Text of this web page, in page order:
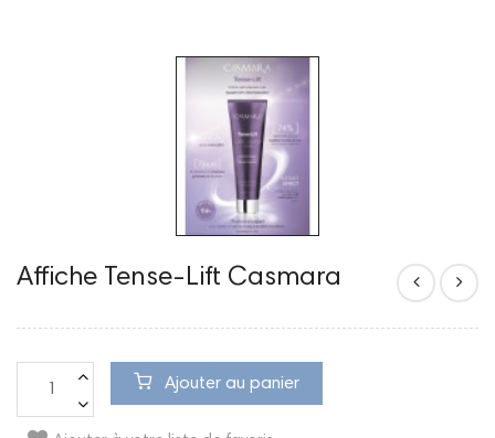
Affiche Tense-Lift Casmara
Ajouter au panier